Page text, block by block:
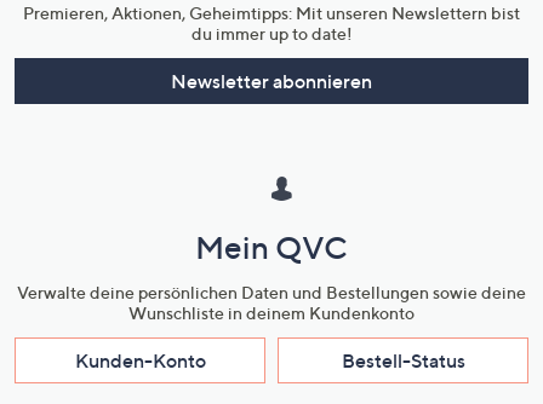
Premieren, Aktionen, Geheimtipps: Mit unseren Newslettern bist
du immer up to date!
Newsletter abonnieren
Mein QVC
Verwalte deine persönlichen Daten und Bestellungen sowie deine
Wunschliste in deinem Kundenkonto
Kunden-Konto Bestell-Status